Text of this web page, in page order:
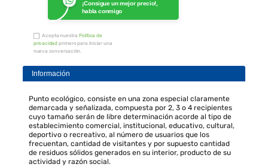
¡Consigue un mejor precio!,
habla conmigo
Acepta nuestra Política de
privacidad primero para iniciar una
nueva conversación.
Información
Punto ecológico, consiste en una zona especial claramente
demarcada y señalizada, compuesta por 2, 3 o 4 recipientes
cuyo tamaño serán de libre determinación acorde al tipo de
establecimiento comercial, institucional, educativo, cultural,
deportivo o recreativo, al número de usuarios que los
frecuentan, cantidad de visitantes y por supuesto cantidad
de residuos sólidos generados en su interior, producto de su
actividad y razón social.